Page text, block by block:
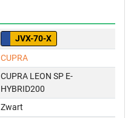
JVX-70-X
CUPRA
CUPRA LEON SP E-
HYBRID200
Zwart